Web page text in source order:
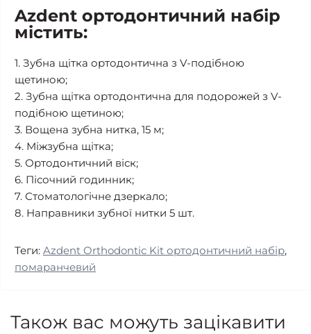
Azdent ортодонтичний набір
містить:
1. Зубна щітка ортодонтична з V-подібною
щетиною;
2. Зубна щітка ортодонтична для подорожей з V-
подібною щетиною;
3. Вощена зубна нитка, 15 м;
4. Міжзубна щітка;
5. Ортодонтичний віск;
6. Пісочний годинник;
7. Стоматологічне дзеркало;
8. Направники зубної нитки 5 шт.
Теги: Azdent Orthodontic Kit ортодонтичний набір,
помаранчевий
Також вас можуть зацікавити